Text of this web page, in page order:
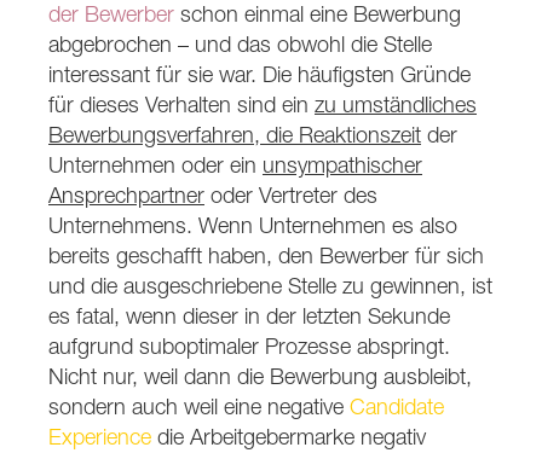
der Bewerber schon einmal eine Bewerbung
abgebrochen – und das obwohl die Stelle
interessant für sie war. Die häufigsten Gründe
für dieses Verhalten sind ein zu umständliches
Bewerbungsverfahren, die Reaktionszeit der
Unternehmen oder ein unsympathischer
Ansprechpartner oder Vertreter des
Unternehmens. Wenn Unternehmen es also
bereits geschafft haben, den Bewerber für sich
und die ausgeschriebene Stelle zu gewinnen, ist
es fatal, wenn dieser in der letzten Sekunde
aufgrund suboptimaler Prozesse abspringt.
Nicht nur, weil dann die Bewerbung ausbleibt,
sondern auch weil eine negative Candidate
Experience die Arbeitgebermarke negativ